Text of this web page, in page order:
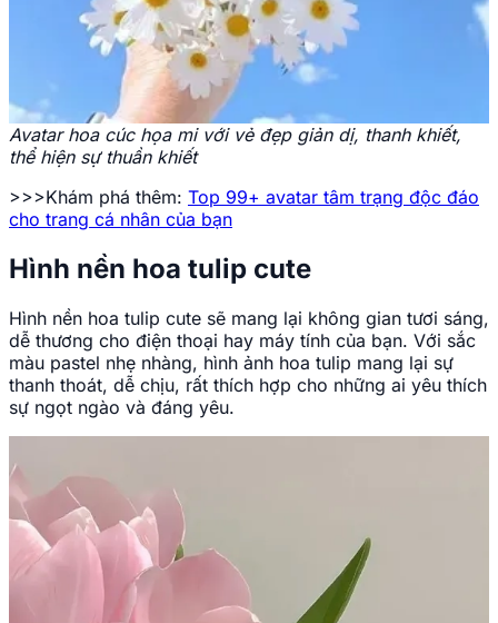
Avatar hoa cúc họa mi với vẻ đẹp giản dị, thanh khiết,
thể hiện sự thuần khiết
>>>Khám phá thêm: Top 99+ avatar tâm trạng độc đáo
cho trang cá nhân của bạn
Hình nền hoa tulip cute
Hình nền hoa tulip cute sẽ mang lại không gian tươi sáng,
dễ thương cho điện thoại hay máy tính của bạn. Với sắc
màu pastel nhẹ nhàng, hình ảnh hoa tulip mang lại sự
thanh thoát, dễ chịu, rất thích hợp cho những ai yêu thích
sự ngọt ngào và đáng yêu.